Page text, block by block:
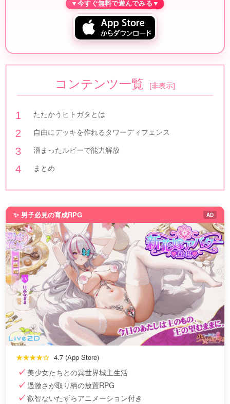
コンテンツ一覧 [非表示]
たたかうヒトガタとは
自由にデッキを作れるタワーディフェンス
溜まったルビーで能力解放
まとめ
✨ 男子必見の育成RPG AD
★★★★☆ 4.7 (App Store)
美少女たちとの異世界城主生活
過激さが取り柄の放置RPG
叡智ないたずらアニメーション付き